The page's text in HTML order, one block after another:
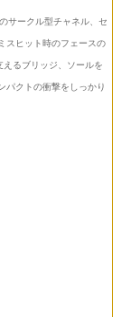
サークル型チャネル、セ
スヒット時のフェースの
るブリッジ、ソールを
パクトの衝撃をしっかり